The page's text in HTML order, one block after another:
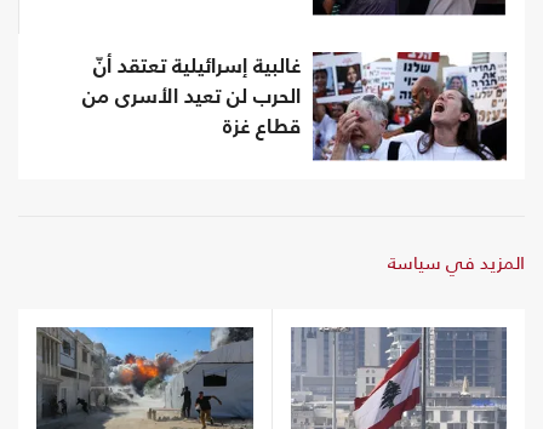
غالبية إسرائيلية تعتقد أنّ
الحرب لن تعيد الأسرى من
قطاع غزة
المزيد في سياسة